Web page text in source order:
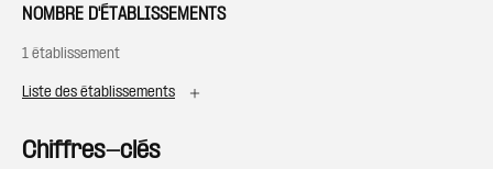
NOMBRE D'ÉTABLISSEMENTS
1 établissement
Liste des établissements
Chiffres-clés